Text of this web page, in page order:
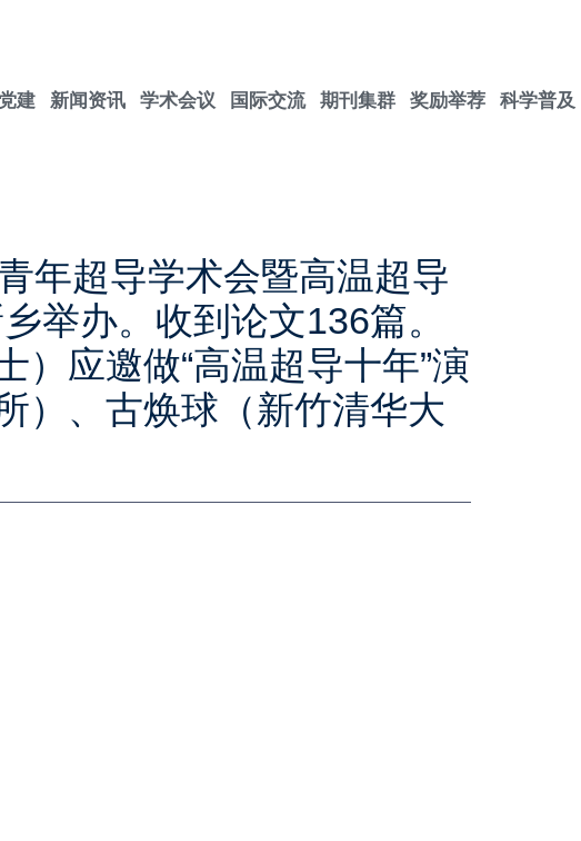
建 新闻资讯 学术会议 国际交流 期刊集群 奖励举荐 科学普及
年超导学术会暨高温超导
举办。收到论文136篇。
）应邀做“高温超导十年”演
）、古焕球（新竹清华大